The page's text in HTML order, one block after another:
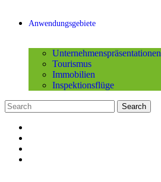
Anwendungsgebiete
Unternehmenspräsentationen
Tourismus
Immobilien
Inspektionsflüge